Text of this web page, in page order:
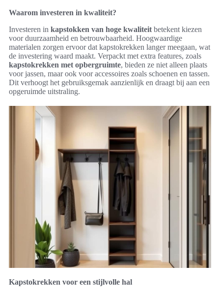
Waarom investeren in kwaliteit?
Investeren in kapstokken van hoge kwaliteit betekent kiezen
voor duurzaamheid en betrouwbaarheid. Hoogwaardige
materialen zorgen ervoor dat kapstokrekken langer meegaan, wat
de investering waard maakt. Verpackt met extra features, zoals
kapstokrekken met opbergruimte, bieden ze niet alleen plaats
voor jassen, maar ook voor accessoires zoals schoenen en tassen.
Dit verhoogt het gebruiksgemak aanzienlijk en draagt bij aan een
opgeruimde uitstraling.
Kapstokrekken voor een stijlvolle hal